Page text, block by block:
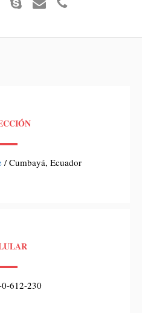
/ Cumbayá, Ecuador
612-230